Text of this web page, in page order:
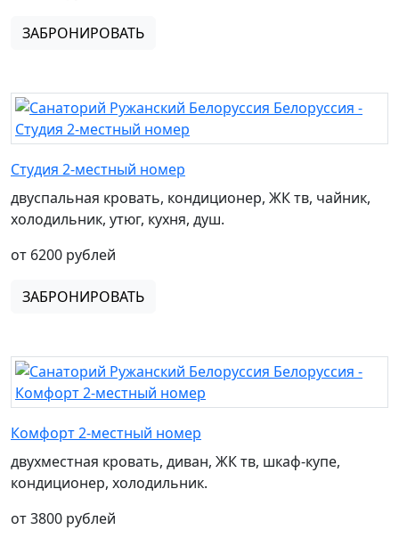
ЗАБРОНИРОВАТЬ
Студия 2-местный номер
двуспальная кровать, кондиционер, ЖК тв, чайник,
холодильник, утюг, кухня, душ.
от 6200 рублей
ЗАБРОНИРОВАТЬ
Комфорт 2-местный номер
двухместная кровать, диван, ЖК тв, шкаф-купе,
кондиционер, холодильник.
от 3800 рублей